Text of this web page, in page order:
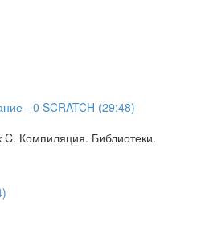
- 0 SCRATCH (29:48)
Компиляция. Библиотеки.